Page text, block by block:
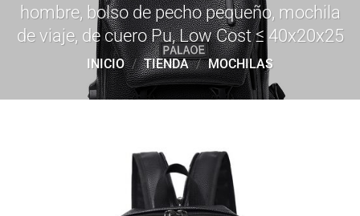
hombre, bolso de pecho pequeño, mochila
de viaje, de cuero Pu, Low Cost ≤ 40x20x25
INICIO / TIENDA / MOCHILAS